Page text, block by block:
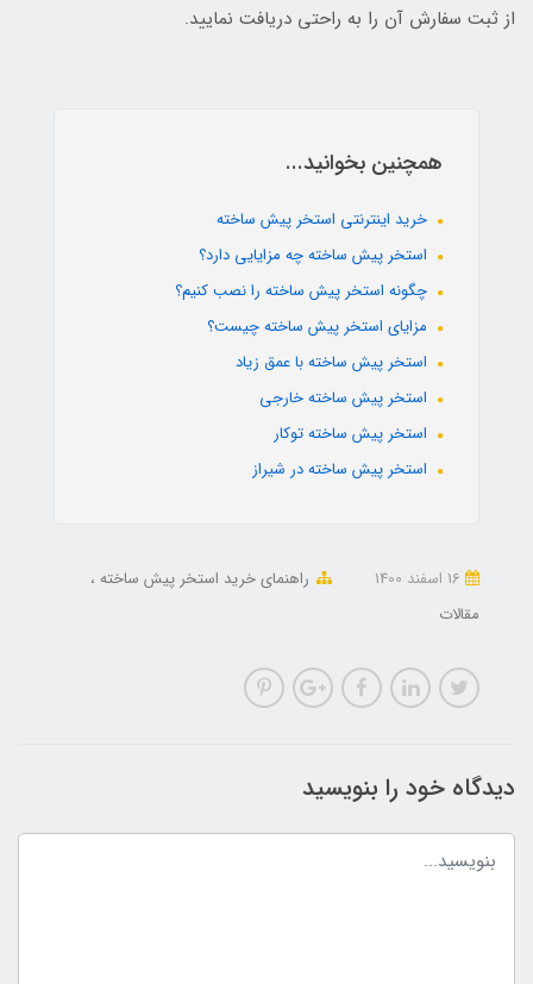
از ثبت سفارش آن را به راحتی دریافت نمایید.
همچنین بخوانید...
خرید اینترنتی استخر پیش ساخته
استخر پیش ساخته چه مزایایی دارد؟
چگونه استخر پیش ساخته را نصب کنیم؟
مزایای استخر پیش ساخته چیست؟
استخر پیش ساخته با عمق زیاد
استخر پیش ساخته خارجی
استخر پیش ساخته توکار
استخر پیش ساخته در شیراز
راهنمای خرید استخر پیش ساخته
مقالات
دیدگاه خود را بنویسید